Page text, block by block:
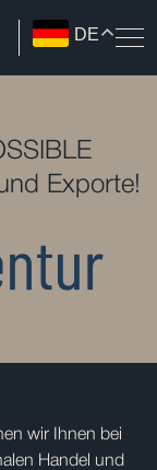
DE
Exporte!
wir Ihnen bei
Handel und